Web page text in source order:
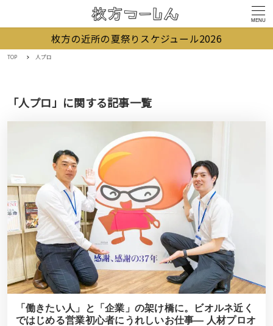
MENU
枚方の近所の夏祭りスケジュール2026
TOP 人プロ
「人プロ」に関する記事一覧
「働きたい人」と「企業」の架け橋に。ビオルネ近く
ではじめる営業初心者にうれしいお仕事― 人材プロオ